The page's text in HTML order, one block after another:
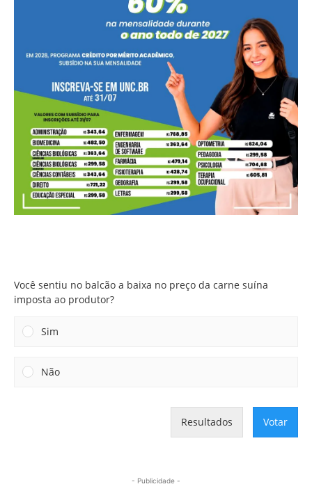
Você sentiu no balcão a baixa no preço da carne suína
imposta ao produtor?
Sim
Não
Resultados Votar
- Publicidade -